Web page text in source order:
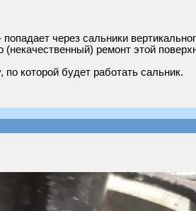
через сальники
ремонт этой
которой будет работать сальник.